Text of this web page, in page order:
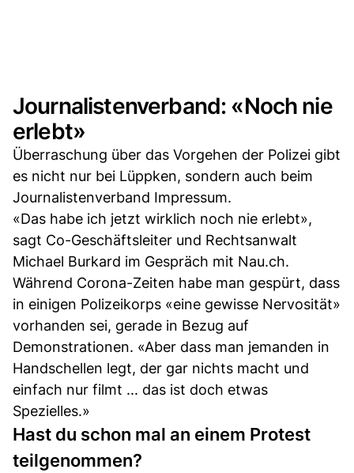
Journalistenverband: «Noch nie
erlebt»
Überraschung über das Vorgehen der Polizei gibt
es nicht nur bei Lüppken, sondern auch beim
Journalistenverband Impressum.
«Das habe ich jetzt wirklich noch nie erlebt»,
sagt Co-Geschäftsleiter und Rechtsanwalt
Michael Burkard im Gespräch mit Nau.ch.
Während Corona-Zeiten habe man gespürt, dass
in einigen Polizeikorps «eine gewisse Nervosität»
vorhanden sei, gerade in Bezug auf
Demonstrationen. «Aber dass man jemanden in
Handschellen legt, der gar nichts macht und
einfach nur filmt ... das ist doch etwas
Spezielles.»
Hast du schon mal an einem Protest
teilgenommen?